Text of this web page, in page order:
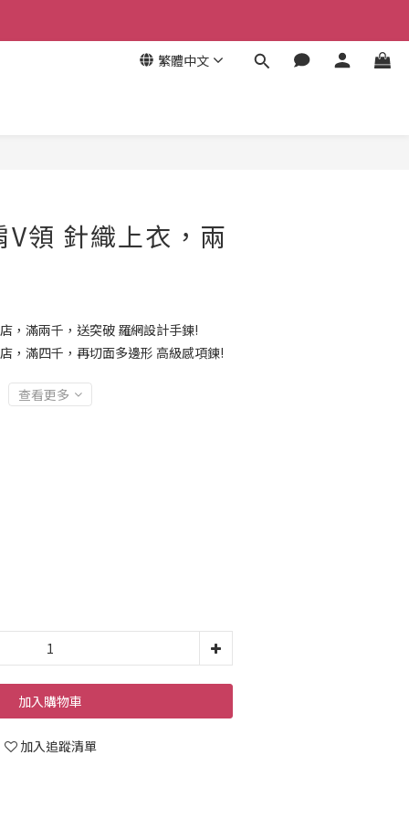
繁體中文
V領 針織上衣，兩
，滿兩千，送突破 羅網設計手鍊!
，滿四千，再切面多邊形 高級感項鍊!
查看更多
加入購物車
加入追蹤清單